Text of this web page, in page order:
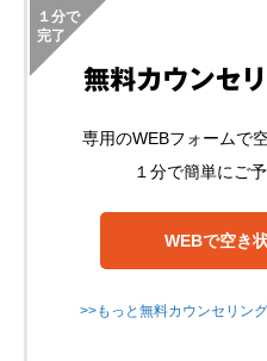
１分で
完了
無料カウンセ
専用のWEBフォームで
１分で簡単にご
WEBで空き
>>もっと無料カウンセリン